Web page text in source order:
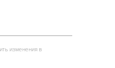
изменения в